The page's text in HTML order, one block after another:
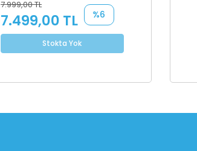
7.999,00 TL
7.499,00 TL %6
Stokta Yok